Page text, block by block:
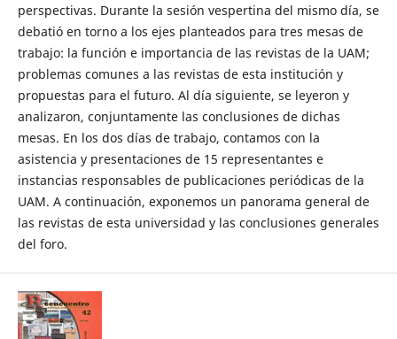
perspectivas. Durante la sesión vespertina del mismo día, se
debatió en torno a los ejes planteados para tres mesas de
trabajo: la función e importancia de las revistas de la UAM;
problemas comunes a las revistas de esta institución y
propuestas para el futuro. Al día siguiente, se leyeron y
analizaron, conjuntamente las conclusiones de dichas
mesas. En los dos días de trabajo, contamos con la
asistencia y presentaciones de 15 representantes e
instancias responsables de publicaciones periódicas de la
UAM. A continuación, exponemos un panorama general de
las revistas de esta universidad y las conclusiones generales
del foro.